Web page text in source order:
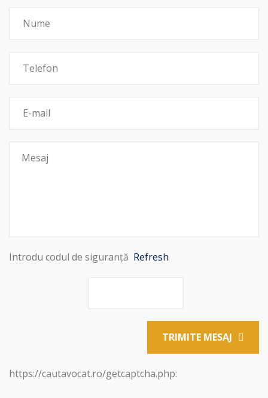
Introdu codul de siguranță Refresh
TRIMITE MESAJ
https://cautavocat.ro/getcaptcha.php: